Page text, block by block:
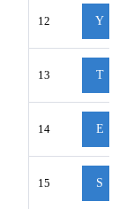
12 Y
13 T
14 E
15 S